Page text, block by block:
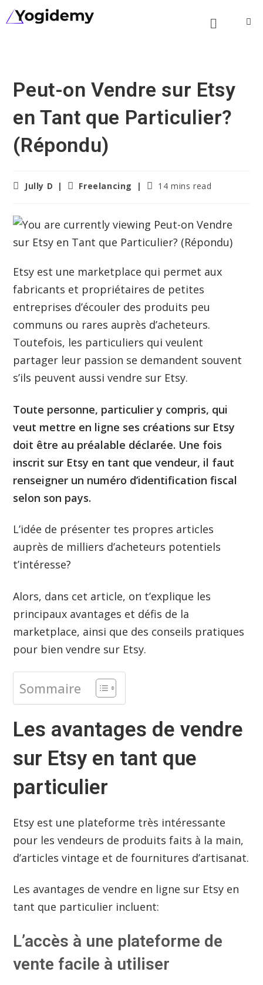
Peut-on Vendre sur Etsy
en Tant que Particulier?
(Répondu)
Jully D Freelancing 14 mins read
Etsy est une marketplace qui permet aux
fabricants et propriétaires de petites
entreprises d’écouler des produits peu
communs ou rares auprès d’acheteurs.
Toutefois, les particuliers qui veulent
partager leur passion se demandent souvent
s’ils peuvent aussi vendre sur Etsy.
Toute personne, particulier y compris, qui
veut mettre en ligne ses créations sur Etsy
doit être au préalable déclarée. Une fois
inscrit sur Etsy en tant que vendeur, il faut
renseigner un numéro d’identification fiscal
selon son pays.
L’idée de présenter tes propres articles
auprès de milliers d’acheteurs potentiels
t’intéresse?
Alors, dans cet article, on t’explique les
principaux avantages et défis de la
marketplace, ainsi que des conseils pratiques
pour bien vendre sur Etsy.
Sommaire
Les avantages de vendre
sur Etsy en tant que
particulier
Etsy est une plateforme très intéressante
pour les vendeurs de produits faits à la main,
d’articles vintage et de fournitures d’artisanat.
Les avantages de vendre en ligne sur Etsy en
tant que particulier incluent:
L’accès à une plateforme de
vente facile à utiliser